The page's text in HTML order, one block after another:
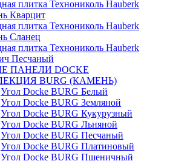
плитка Технониколь Hauberk
Кварцит
плитка Технониколь Hauberk
Сланец
плитка Технониколь Hauberk
Песчаный
ПАНЕЛИ DOCKE
BURG (КАМЕНЬ)
Угол Docke BURG Белый
Угол Docke BURG Земляной
Угол Docke BURG Кукурузный
Угол Docke BURG Льняной
Угол Docke BURG Песчаный
Угол Docke BURG Платиновый
Угол Docke BURG Пшеничный